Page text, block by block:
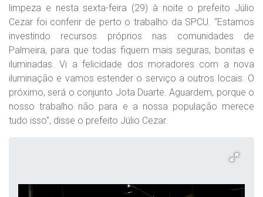
limpeza e nesta sexta-feira (29) à noite o prefeito Júlio
Cezar foi conferir de perto o trabalho da SPCU. “Estamos
investindo recursos próprios nas comunidades de
Palmeira, para que todas fiquem mais seguras, bonitas e
iluminadas. Vi a felicidade dos moradores com a nova
iluminação e vamos estender o serviço a outros locais. O
próximo, será o conjunto Jota Duarte. Aguardem, porque o
nosso trabalho não para e a nossa população merece
tudo isso”, disse o prefeito Júlio Cezar.